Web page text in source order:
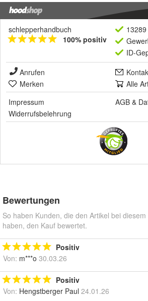
schlepperhandbuch
100% positiv
ID-
Anrufen
Merken
Alle
Impressum
AGB &
Widerrufsbelehrung
Bewertungen
So haben Kunden, die den Artikel bei
haben, den Kauf bewertet.
Positiv
Von: m***o 30.03.26
Positiv
Von: Hengstberger Paul 24.01.26